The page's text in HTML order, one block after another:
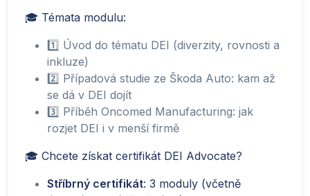
🎓 Témata modulu:
1️⃣ Úvod do tématu DEI (diverzity, rovnosti a
inkluze)
2️⃣ Případová studie ze Škoda Auto: kam až
se dá v DEI dojít
3️⃣ Příběh Oncomed Manufacturing: jak
rozjet DEI i v menší firmě
🎓 Chcete získat certifikát DEI Advocate?
Stříbrný certifikát: 3 moduly (včetně